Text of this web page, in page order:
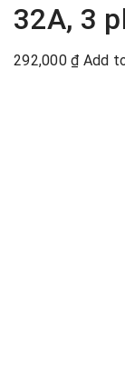
32A, 3
292,000 ₫ Add